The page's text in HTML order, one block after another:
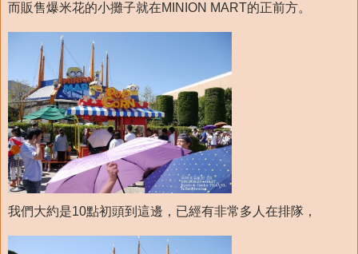
而販售爆米花的小攤子就在MINION MART的正前方。
我們大約是10點初頭到這邊，已經有非常多人在排隊，